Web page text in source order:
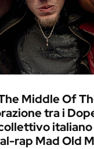
Middle Of
tra i
rap Mad Old